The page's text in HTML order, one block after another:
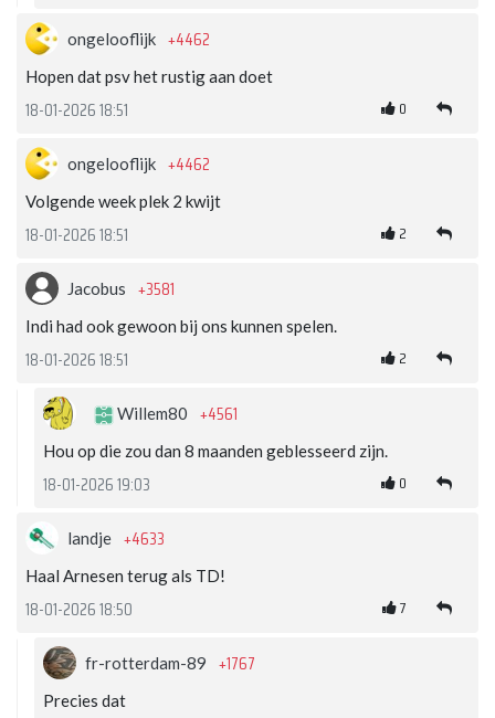
ongelooflijk +4462
Hopen dat psv het rustig aan doet
18-01-2026 18:51 0
ongelooflijk +4462
Volgende week plek 2 kwijt
18-01-2026 18:51 2
Jacobus +3581
Indi had ook gewoon bij ons kunnen spelen.
18-01-2026 18:51 2
Willem80 +4561
Hou op die zou dan 8 maanden geblesseerd zijn.
18-01-2026 19:03 0
landje +4633
Haal Arnesen terug als TD!
18-01-2026 18:50 7
fr-rotterdam-89 +1767
Precies dat